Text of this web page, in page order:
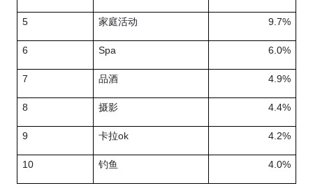
5 家庭活动 9.7%
6 Spa 6.0%
7 品酒 4.9%
8 摄影 4.4%
9 卡拉ok 4.2%
10 钓鱼 4.0%